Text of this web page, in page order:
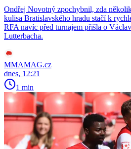
Ondřej Novotný zpochybnil, zda
kulisa Bratislavského hradu stačí k
RFA navíc před turnajem přišla o
Lutterbacha.
MMAMAG.cz
dnes, 12:21
1 min